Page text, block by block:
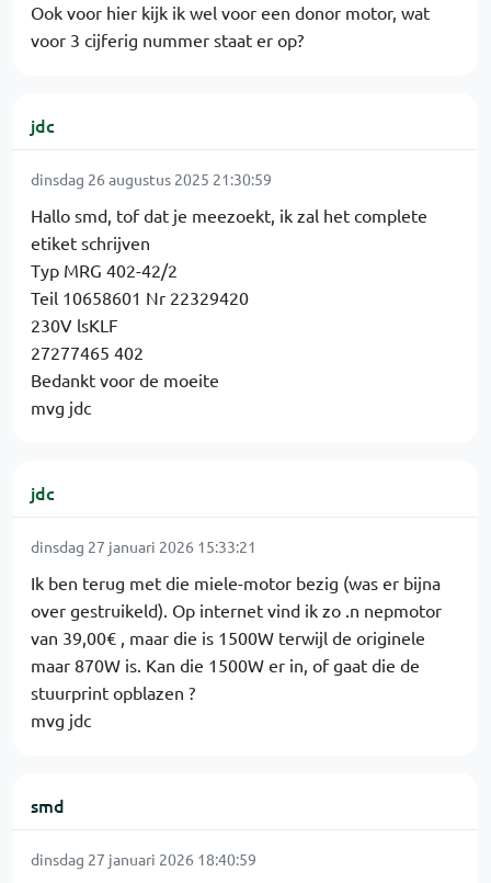
Ook voor hier kijk ik wel voor een donor motor, wat
voor 3 cijferig nummer staat er op?
jdc
dinsdag 26 augustus 2025 21:30:59
Hallo smd, tof dat je meezoekt, ik zal het complete
etiket schrijven
Typ MRG 402-42/2
Teil 10658601 Nr 22329420
230V lsKLF
27277465 402
Bedankt voor de moeite
mvg jdc
jdc
dinsdag 27 januari 2026 15:33:21
Ik ben terug met die miele-motor bezig (was er bijna
over gestruikeld). Op internet vind ik zo .n nepmotor
van 39,00€ , maar die is 1500W terwijl de originele
maar 870W is. Kan die 1500W er in, of gaat die de
stuurprint opblazen ?
mvg jdc
smd
dinsdag 27 januari 2026 18:40:59